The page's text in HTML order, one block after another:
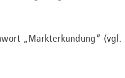
„Markterkundung“ (vgl.